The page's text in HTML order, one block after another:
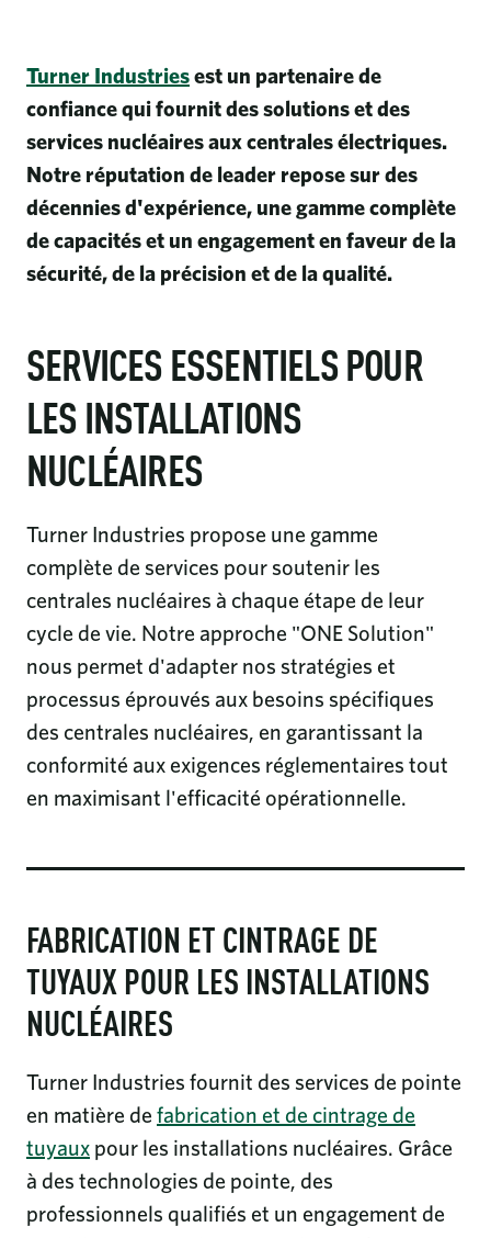
Turner Industriesest un partenaire de
confiance qui fournit des solutions et des
services nucléaires aux centrales électriques.
Notre réputation de leader repose sur des
décennies d'expérience, une gamme complète
de capacités et un engagement en faveur de la
sécurité, de la précision et de la qualité.
SERVICES ESSENTIELS POUR
LES INSTALLATIONS
NUCLÉAIRES
Turner Industries propose une gamme
complète de services pour soutenir les
centrales nucléaires à chaque étape de leur
cycle de vie. Notre approche "ONE Solution"
nous permet d'adapter nos stratégies et
processus éprouvés aux besoins spécifiques
des centrales nucléaires, en garantissant la
conformité aux exigences réglementaires tout
en maximisant l'efficacité opérationnelle.
FABRICATION ET CINTRAGE DE
TUYAUX POUR LES INSTALLATIONS
NUCLÉAIRES
Turner Industries fournit des services de pointe
en matière de fabrication et de cintrage de
tuyaux pour les installations nucléaires. Grâce
à des technologies de pointe, des
professionnels qualifiés et un engagement de